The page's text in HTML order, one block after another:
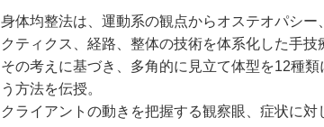
身体均整法は、運動系の観点からオステオパシ
クティクス、経路、整体の技術を体系化した手技
その考えに基づき、多角的に見立て体型を12種
う方法を伝授。
クライアントの動きを把握する観察眼、症状に対